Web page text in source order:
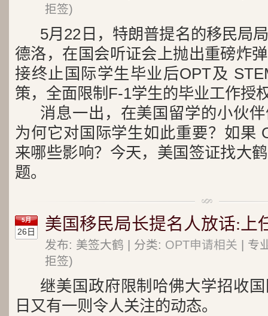
拒签)
5月22日，特朗普提名的移民局
德洛，在国会听证会上抛出重磅炸
接终止国际学生毕业后OPT及
策，全面限制F-1学生的毕业工作授
消息一出，在美国留学的小伙
为何它对国际学生如此重要？如果
来哪些影响？今天，美国签证找大
题。
5月
26日 美国移民局长提名人放话:上
发布: 美签大鹤 | 分类: OPT申请相关 | 专
拒签)
继美国政府限制哈佛大学招收
日又有一则令人关注的动态。